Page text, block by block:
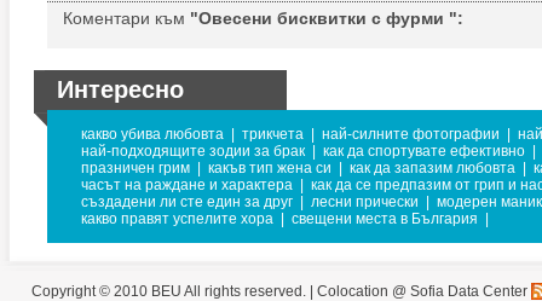
Коментари към "Овесени бисквитки с фурми ":
Интересно
какво убива любовта трикчета най-силните фотографии
най-подходящите зодии за брак
как да спортувате ефективно
празничен грим
какъв тип жена си как да запазим любовта
часът на раждане и характера
как да се предпазим от грип и
създадени ли сте един за друг
лесни прически
модерен
какво правят успелите хора
свещени места в България
Copyright © 2010 BEU All rights reserved. | Colocation @ Sofia Data Center